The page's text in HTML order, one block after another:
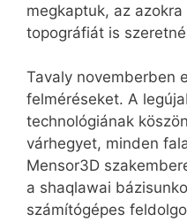
megkaptuk, az
topográfiát is
Tavaly novemberben
felméréseket. A
technológiának
várhegyet, minden
Mensor3D
a shaqlawai
számítógépes